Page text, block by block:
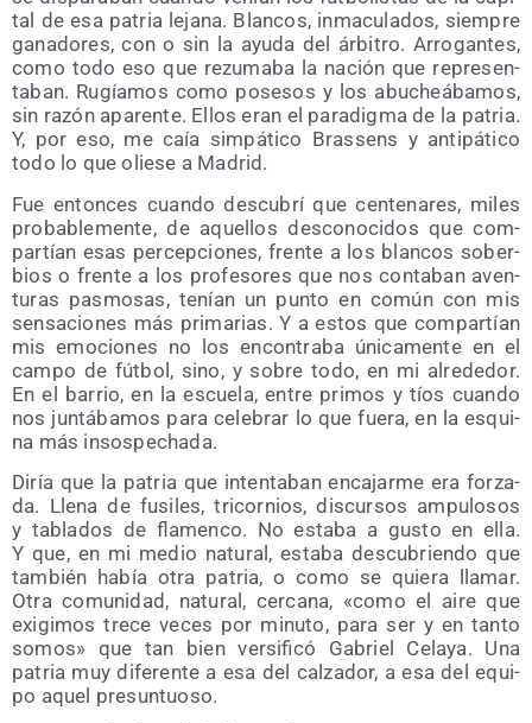
tal de esa patria leja­na. Blan­cos, inma­cu­la­dos, siem­pre
gana­do­res, con o sin la ayu­da del árbi­tro. Arro­gan­tes,
como todo eso que rezu­ma­ba la nación que repre­sen­
ta­ban. Rugía­mos como pose­sos y los abu­cheá­ba­mos,
sin razón apa­ren­te. Ellos eran el para­dig­ma de la patria.
Y, por eso, me caía sim­pá­ti­co Bras­sens y anti­pá­ti­co
todo lo que olie­se a Madrid.
Fue enton­ces cuan­do des­cu­brí que cen­te­na­res, miles
pro­ba­ble­men­te, de aque­llos des­co­no­ci­dos que com­
par­tían esas per­cep­cio­nes, fren­te a los blan­cos sober­
bios o fren­te a los pro­fe­so­res que nos con­ta­ban aven­
tu­ras pas­mo­sas, tenían un pun­to en común con mis
sen­sa­cio­nes más pri­ma­rias. Y a estos que com­par­tían
mis emo­cio­nes no los encon­tra­ba úni­ca­men­te en el
cam­po de fút­bol, sino, y sobre todo, en mi alre­de­dor.
En el barrio, en la escue­la, entre pri­mos y tíos cuan­do
nos jun­tá­ba­mos para cele­brar lo que fue­ra, en la esqui­
na más insospechada.
Diría que la patria que inten­ta­ban enca­jar­me era for­za­
da. Lle­na de fusi­les, tri­cor­nios, dis­cur­sos ampu­lo­sos
y tabla­dos de fla­men­co. No esta­ba a gus­to en ella.
Y que, en mi medio natu­ral, esta­ba des­cu­brien­do que
tam­bién había otra patria, o como se quie­ra lla­mar.
Otra comu­ni­dad, natu­ral, cer­ca­na, «como el aire que
exi­gi­mos tre­ce veces por minu­to, para ser y en tan­to
somos» que tan bien ver­si­fi­có Gabriel Cela­ya. Una
patria muy dife­ren­te a esa del cal­za­dor, a esa del equi­
po aquel presuntuoso.